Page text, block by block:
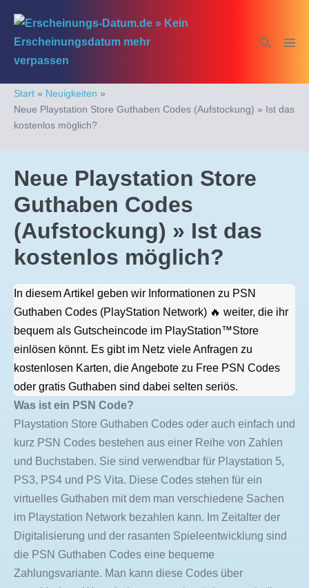
Inhalt
springen
Suche-
Start » Neuigkeiten »
Neue Playstation Store Guthaben Codes (Aufstockung) » Ist das
kostenlos möglich?
Neue Playstation Store
Guthaben Codes
(Aufstockung) » Ist das
kostenlos möglich?
In diesem Artikel geben wir Informationen zu PSN
Guthaben Codes (PlayStation Network) 🔥 weiter, die ihr
bequem als Gutscheincode im PlayStation™Store
einlösen könnt. Es gibt im Netz viele Anfragen zu
kostenlosen Karten, die Angebote zu Free PSN Codes
oder gratis Guthaben sind dabei selten seriös.
Was ist ein PSN Code?
Playstation Store Guthaben Codes oder auch einfach und
kurz PSN Codes bestehen aus einer Reihe von Zahlen
und Buchstaben. Sie sind verwendbar für Playstation 5,
PS3, PS4 und PS Vita. Diese Codes stehen für ein
virtuelles Guthaben mit dem man verschiedene Sachen
im Playstation Network bezahlen kann. Im Zeitalter der
Digitalisierung und der rasanten Spieleentwicklung sind
die PSN Guthaben Codes eine bequeme
Zahlungsvariante. Man kann diese Codes über